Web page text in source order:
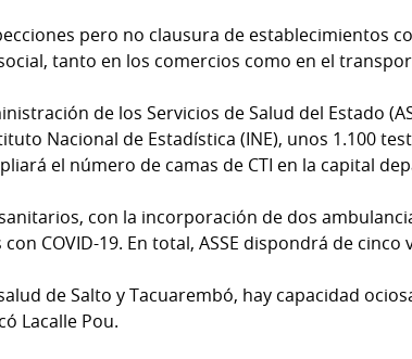
pero no clausura de establecimientos
tanto en los comercios como en el
de los Servicios de Salud del Estado
Nacional de Estadística (INE), unos 1.100
el número de camas de CTI en la capital
con la incorporación de dos
COVID-19. En total, ASSE dispondrá de cinco
de Salto y Tacuarembó, hay capacidad
Lacalle Pou.